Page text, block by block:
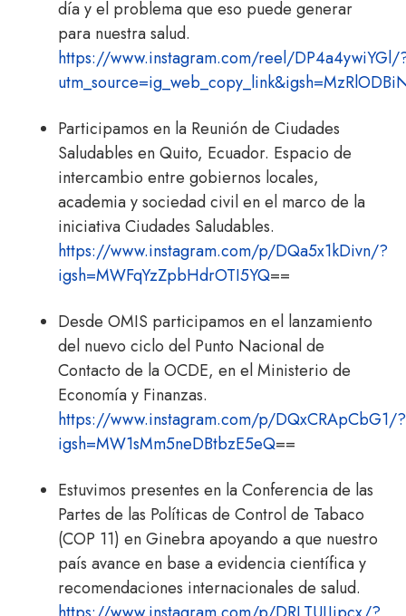
día y el problema que eso puede generar
para nuestra salud.
https://www.instagram.com/reel/DP4a4ywiYGl/
Participamos en la Reunión de Ciudades
Saludables en Quito, Ecuador. Espacio de
intercambio entre gobiernos locales,
academia y sociedad civil en el marco de la
iniciativa Ciudades Saludables.
https://www.instagram.com/p/DQa5x1kDivn/?
igsh=MWFqYzZpbHdrOTI5YQ==
Desde OMIS participamos en el lanzamiento
del nuevo ciclo del Punto Nacional de
Contacto de la OCDE, en el Ministerio de
Economía y Finanzas.
https://www.instagram.com/p/DQxCRApCbG1/?
igsh=MW1sMm5neDBtbzE5eQ==
Estuvimos presentes en la Conferencia de las
Partes de las Políticas de Control de Tabaco
(COP 11) en Ginebra apoyando a que nuestro
país avance en base a evidencia científica y
recomendaciones internacionales de salud.